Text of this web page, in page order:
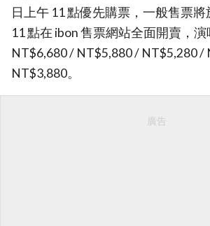
日上午 11 點優先購票，一般售票將
11 點在 ibon 售票網站全面開賣，
NT$6,680 / NT$5,880 / NT$5,280 /
NT$3,880。
廣告